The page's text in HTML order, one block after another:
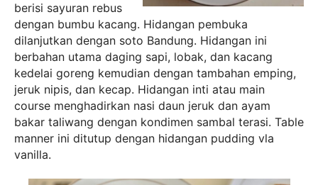
berisi sayuran rebus
dengan bumbu kacang. Hidangan pembuka
dilanjutkan dengan soto Bandung. Hidangan ini
berbahan utama daging sapi, lobak, dan kacang
kedelai goreng kemudian dengan tambahan emping,
jeruk nipis, dan kecap. Hidangan inti atau main
course menghadirkan nasi daun jeruk dan ayam
bakar taliwang dengan kondimen sambal terasi. Table
manner ini ditutup dengan hidangan pudding vla
vanilla.